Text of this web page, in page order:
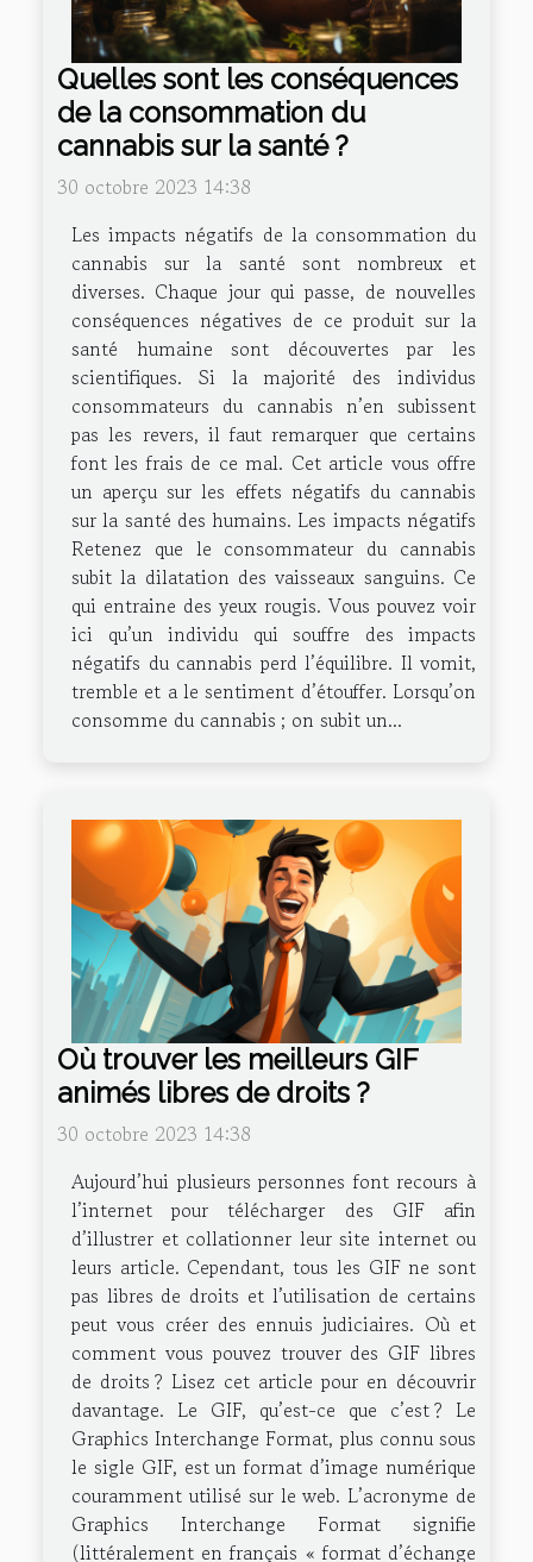
Quelles sont les conséquences
de la consommation du
cannabis sur la santé ?
30 octobre 2023 14:38
Les impacts négatifs de la consommation du
cannabis sur la santé sont nombreux et
diverses. Chaque jour qui passe, de nouvelles
conséquences négatives de ce produit sur la
santé humaine sont découvertes par les
scientifiques. Si la majorité des individus
consommateurs du cannabis n’en subissent
pas les revers, il faut remarquer que certains
font les frais de ce mal. Cet article vous offre
un aperçu sur les effets négatifs du cannabis
sur la santé des humains. Les impacts négatifs
Retenez que le consommateur du cannabis
subit la dilatation des vaisseaux sanguins. Ce
qui entraine des yeux rougis. Vous pouvez voir
ici qu’un individu qui souffre des impacts
négatifs du cannabis perd l’équilibre. Il vomit,
tremble et a le sentiment d’étouffer. Lorsqu’on
consomme du cannabis ; on subit un...
Où trouver les meilleurs GIF
animés libres de droits ?
30 octobre 2023 14:38
Aujourd’hui plusieurs personnes font recours à
l’internet pour télécharger des GIF afin
d’illustrer et collationner leur site internet ou
leurs article. Cependant, tous les GIF ne sont
pas libres de droits et l’utilisation de certains
peut vous créer des ennuis judiciaires. Où et
comment vous pouvez trouver des GIF libres
de droits ? Lisez cet article pour en découvrir
davantage. Le GIF, qu’est-ce que c’est ? Le
Graphics Interchange Format, plus connu sous
le sigle GIF, est un format d’image numérique
couramment utilisé sur le web. L’acronyme de
Graphics Interchange Format signifie
(littéralement en français « format d’échange